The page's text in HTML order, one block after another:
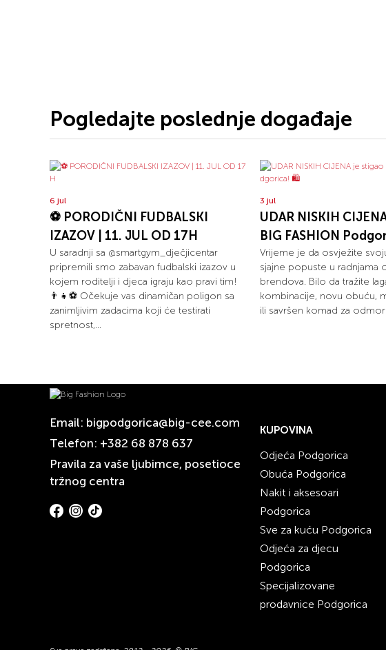
Pogledajte poslednje događaje
6 jul
⚽ PORODIČNI FUDBALSKI
IZAZOV | 11. JUL OD 17H
U saradnji sa @smartgym_dječjicentar
pripremili smo zabavan fudbalski izazov u
kojem roditelji i djeca igraju kao pravi tim!
👨‍👧⚽ Očekuje vas dinamičan poligon sa
zanimljivim zadacima koji će testirati
spretnost,...
3 jul
UDAR NISKIH
BIG FASHION
Vrijeme je da osvježite
sjajne popuste u radnjama
brendova. Bilo da tražite
kombinacije, novu obuću,
ili savršen komad za odmor
Email: bigpodgorica@big-cee.com
Telefon: +382 68 878 637
Pravila za vaše ljubimce, posetioce
tržnog centra
KUPOVINA
Odjeća Podgorica
Obuća Podgorica
Nakit i aksesoari
Podgorica
Sve za kuću Podgorica
Odjeća za djecu
Podgorica
Specijalizovane
prodavnice Podgorica